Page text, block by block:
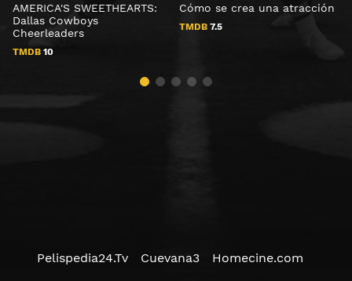
AMERICA'S SWEETHEARTS:
Dallas Cowboys
Cheerleaders
TMDB 10
Cómo se crea una atracción
TMDB 7.5
Pelispedia24.Tv Cuevana3 Homecine.com